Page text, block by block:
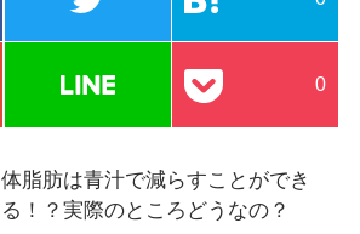
0
体脂肪は青汁で減らすことができ
る！？実際のところどうなの？